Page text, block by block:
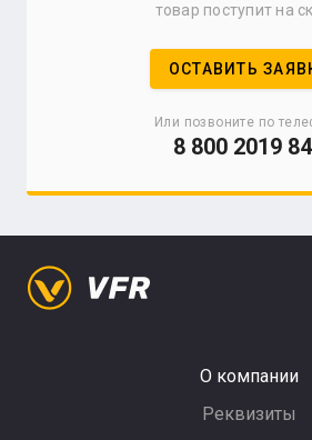
товар поступит на
ОСТАВИТЬ
Или позвоните по
8 800 2019
О компании
Реквизиты